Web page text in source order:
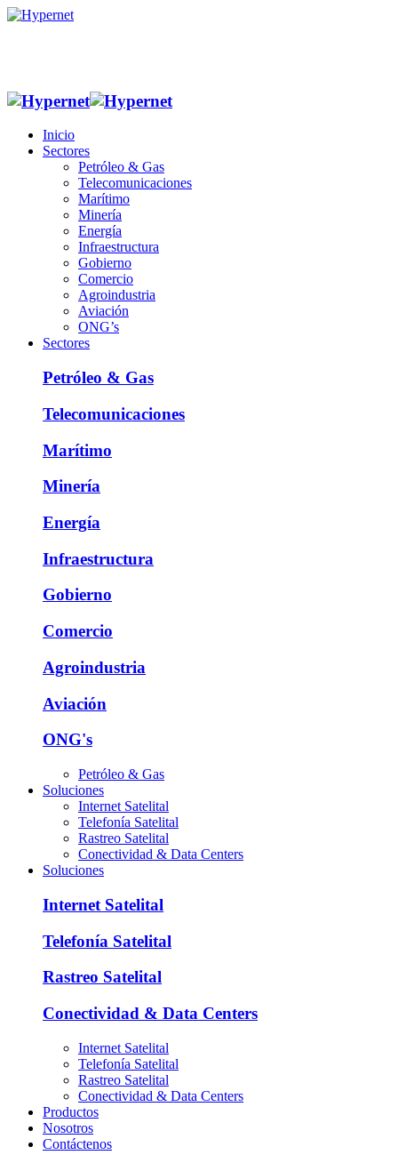
Inicio
Sectores
Petróleo & Gas
Telecomunicaciones
Marítimo
Minería
Energía
Infraestructura
Gobierno
Comercio
Agroindustria
Aviación
ONG’s
Sectores
Petróleo & Gas
Telecomunicaciones
Marítimo
Minería
Energía
Infraestructura
Gobierno
Comercio
Agroindustria
Aviación
ONG's
Petróleo & Gas
Soluciones
Internet Satelital
Telefonía Satelital
Rastreo Satelital
Conectividad & Data Centers
Soluciones
Internet Satelital
Telefonía Satelital
Rastreo Satelital
Conectividad & Data Centers
Internet Satelital
Telefonía Satelital
Rastreo Satelital
Conectividad & Data Centers
Productos
Nosotros
Contáctenos